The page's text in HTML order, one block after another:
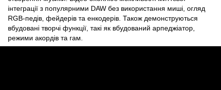
інтеграції з популярними DAW без використання миші, огляд
RGB-педів, фейдерів та енкодерів. Також демонструються
вбудовані творчі функції, такі як вбудований арпеджіатор,
режими акордів та гам.